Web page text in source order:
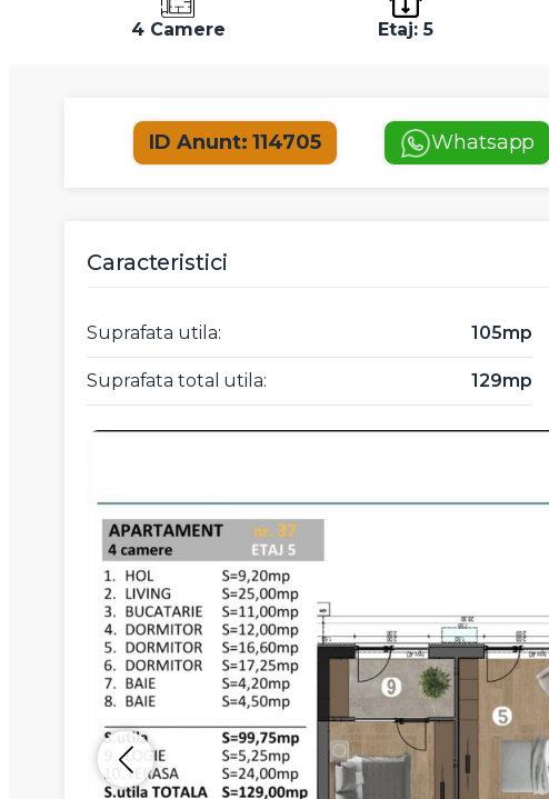
4 Camere Etaj: 5
ID Anunt: 114705 Whatsapp
Caracteristici
Suprafata utila: 105mp
Suprafata total utila: 129mp